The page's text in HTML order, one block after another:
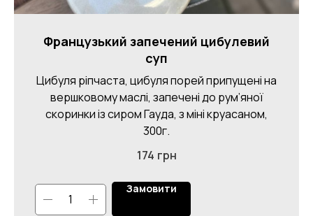
Французький запечений цибулевий
суп
Цибуля ріпчаста, цибуля порей припущені на
вершковому маслі, запечені до рум’яної
скоринки із сиром Гауда, з міні круасаном,
300г.
174 грн
Замовити